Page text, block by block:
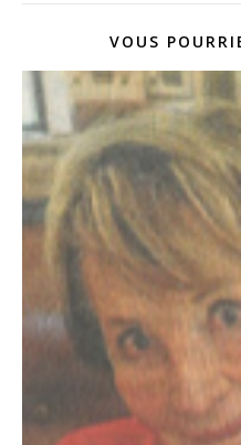
VOUS